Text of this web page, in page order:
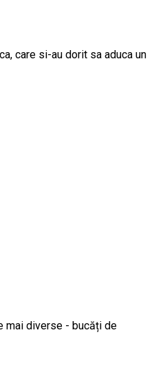
care si-au dorit sa aduca un
mai diverse - bucăți de